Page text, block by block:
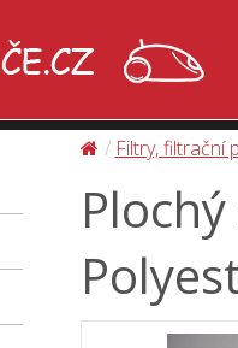
Filtry, filtrační